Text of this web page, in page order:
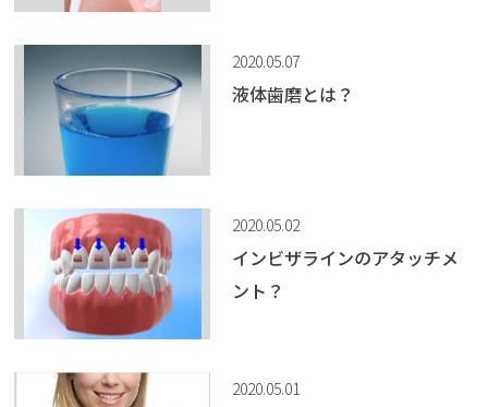
2020.05.07
液体歯磨とは？
2020.05.02
インビザラインのアタッチメ
ント？
2020.05.01